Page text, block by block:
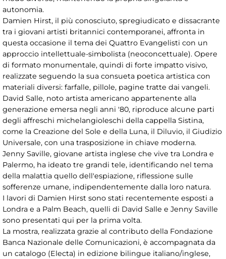
autonomia.
Damien Hirst, il più conosciuto, spregiudicato e dissacrante
tra i giovani artisti britannici contemporanei, affronta in
questa occasione il tema dei Quattro Evangelisti con un
approccio intellettuale-simbolista (neoconcettuale). Opere
di formato monumentale, quindi di forte impatto visivo,
realizzate seguendo la sua consueta poetica artistica con
materiali diversi: farfalle, pillole, pagine tratte dai vangeli.
David Salle, noto artista americano appartenente alla
generazione emersa negli anni '80, riproduce alcune parti
degli affreschi michelangioleschi della cappella Sistina,
come la Creazione del Sole e della Luna, il Diluvio, il Giudizio
Universale, con una trasposizione in chiave moderna.
Jenny Saville, giovane artista inglese che vive tra Londra e
Palermo, ha ideato tre grandi tele, identificando nel tema
della malattia quello dell'espiazione, riflessione sulle
sofferenze umane, indipendentemente dalla loro natura.
I lavori di Damien Hirst sono stati recentemente esposti a
Londra e a Palm Beach, quelli di David Salle e Jenny Saville
sono presentati qui per la prima volta.
La mostra, realizzata grazie al contributo della Fondazione
Banca Nazionale delle Comunicazioni, è accompagnata da
un catalogo (Electa) in edizione bilingue italiano/inglese,